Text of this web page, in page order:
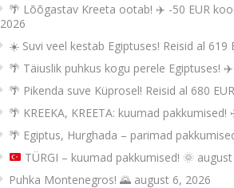
🌴 Lõõgastav Kreeta ootab! ✈️ -50 EUR
2026
☀️ Suvi veel kestab Egiptuses! Reisid al 619
🌴 Täiuslik puhkus kogu perele Egiptuses! ✈️
🌴 Pikenda suve Küprosel! Reisid al 680
🌴 KREEKA, KREETA: kuumad pakkumised!
🌴 Egiptus, Hurghada – parimad
TÜRGI – kuumad pakkumised! 🌞
Puhka Montenegros! 🌄 august 6, 2026